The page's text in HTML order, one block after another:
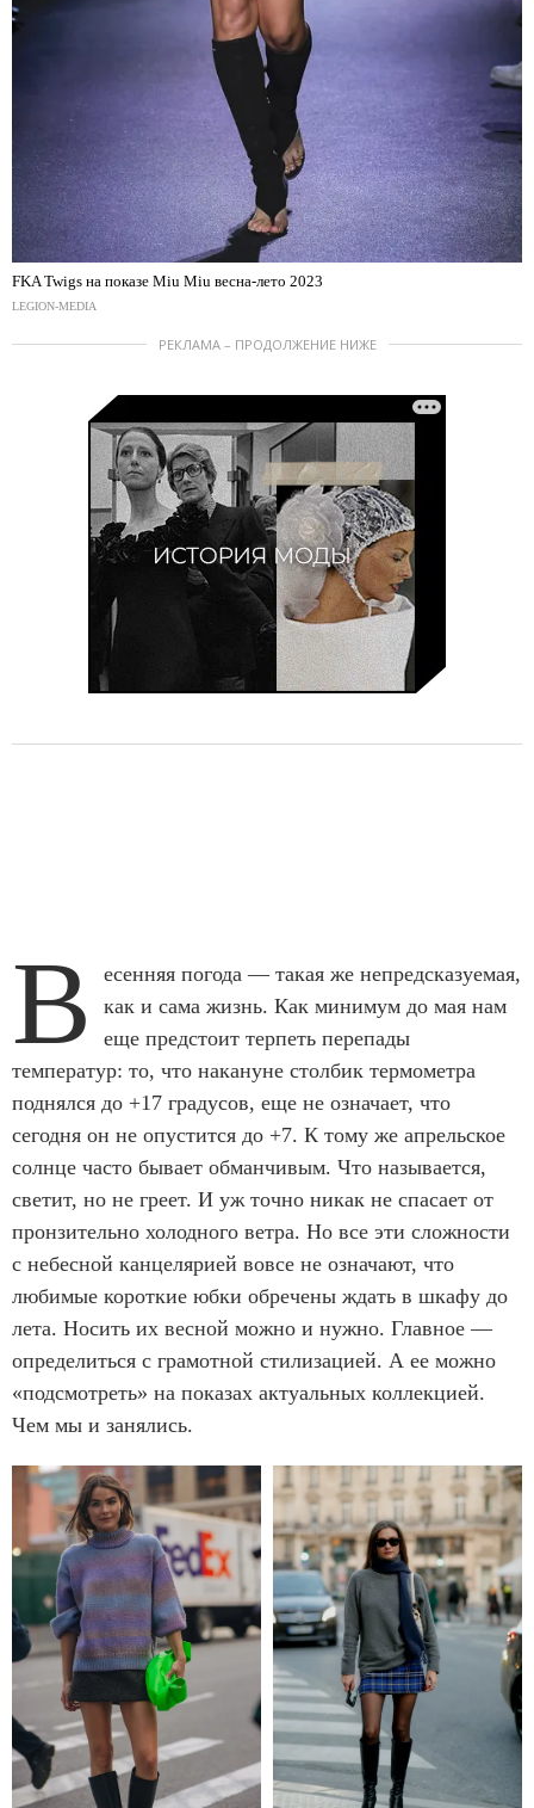
FKA Twigs на показе Miu Miu весна-лето 2023
LEGION-MEDIA
РЕКЛАМА – ПРОДОЛЖЕНИЕ НИЖЕ
В
есенняя погода — такая же непредсказуемая,
как и сама жизнь. Как минимум до мая нам
еще предстоит терпеть перепады
температур: то, что накануне столбик термометра
поднялся до +17 градусов, еще не означает, что
сегодня он не опустится до +7. К тому же апрельское
солнце часто бывает обманчивым. Что называется,
светит, но не греет. И уж точно никак не спасает от
пронзительно холодного ветра. Но все эти сложности
с небесной канцелярией вовсе не означают, что
любимые короткие юбки обречены ждать в шкафу до
лета. Носить их весной можно и нужно. Главное —
определиться с грамотной стилизацией. А ее можно
«подсмотреть» на показах актуальных коллекцией.
Чем мы и занялись.